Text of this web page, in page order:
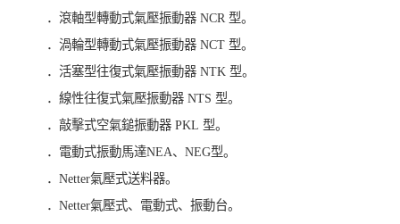
．滾軸型轉動式氣壓振動器 NCR 型。
．渦輪型轉動式氣壓振動器 NCT 型。
．活塞型往復式氣壓振動器 NTK 型。
．線性往復式氣壓振動器 NTS 型。
．敲擊式空氣鎚振動器 PKL 型。
．電動式振動馬達NEA、NEG型。
．Netter氣壓式送料器。
．Netter氣壓式、電動式、振動台。